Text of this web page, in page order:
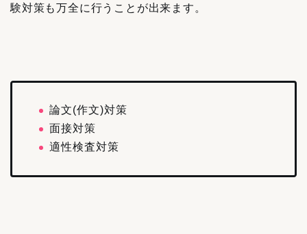
験対策も万全に行うことが出来ます。
論文(作文)対策
面接対策
適性検査対策